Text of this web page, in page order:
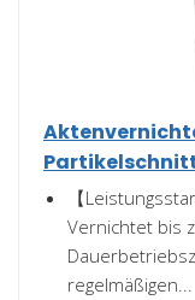
【
Vernichtet bis
regelmäßigen...